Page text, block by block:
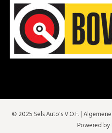
© 2025 Sels Auto's V.O.F. |
Powered by